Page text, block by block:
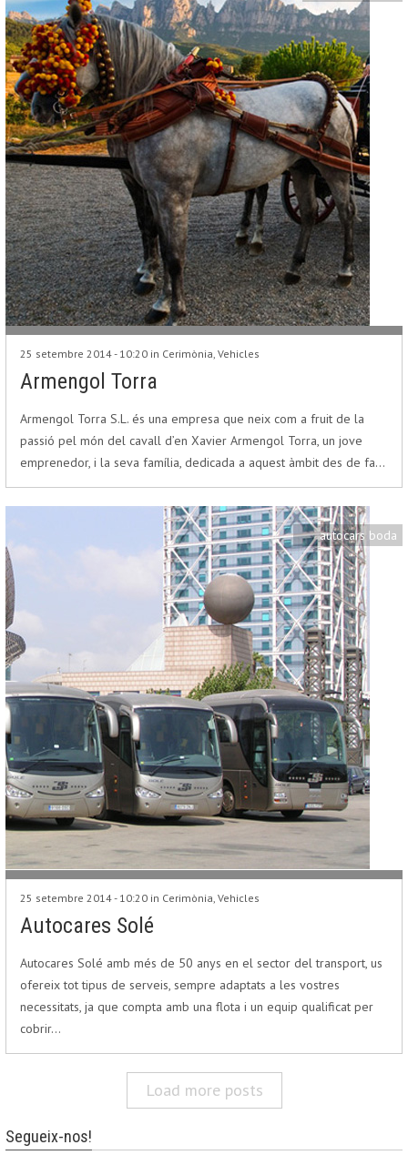
25 setembre 2014 - 10:20 in Cerimònia, Vehicles
Armengol Torra
Armengol Torra S.L. és una empresa que neix com a fruit de la
passió pel món del cavall d’en Xavier Armengol Torra, un jove
emprenedor, i la seva família, dedicada a aquest àmbit des de fa…
autocars boda
25 setembre 2014 - 10:20 in Cerimònia, Vehicles
Autocares Solé
Autocares Solé amb més de 50 anys en el sector del transport, us
ofereix tot tipus de serveis, sempre adaptats a les vostres
necessitats, ja que compta amb una flota i un equip qualificat per
cobrir…
Load more posts
Segueix-nos!